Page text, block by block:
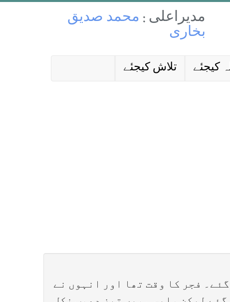
مدیراعلی : محمد صدیق
بخاری
تلاش کیجئے کیجئے
فجر کا وقت تھا اور انہوں نے